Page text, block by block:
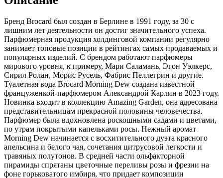
Бренд Brocard был создан в Берлине в 1991 году, за 30 с
лишним лет деятельности он достиг значительного успеха.
Парфюмерная продукция холдинговой компании регулярно
занимает топовые позиции в рейтингах самых продаваемых и
популярных изделий. С брендом работают парфюмеры
мирового уровня, к примеру, Мари Саламань, Эгон Уэлкерс,
Сирил Ролан, Морис Русель, Фабрис Пеллегрин и другие.
Туалетная вода Brocard Morning Dew создана известной
француженкой-парфюмером Александрой Карлин в 2023 году.
Новинка входит в коллекцию Amazing Garden, она адресована
представительницам прекрасной половины человечества.
Парфюмер была вдохновлена роскошными садами и цветами,
по утрам покрытыми капельками росы. Нежный аромат
Morning Dew начинается с восхитительного дуэта красного
апельсина и белого чая, сочетания цитрусовой легкости и
травяных полутонов. В средней части ольфакторной
пирамиды спрятаны цветочные переливы розы и фрезии на
фоне горьковатого имбиря, что придает композиции